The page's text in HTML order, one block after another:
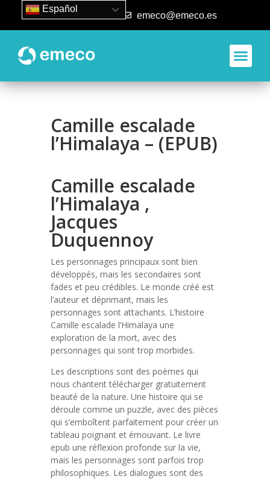
93 840 50 80 emeco@emeco.es
Camille escalade
l’Himalaya – (EPUB)
Camille escalade
l’Himalaya ,
Jacques
Duquennoy
Les personnages principaux sont bien
développés, mais les secondaires sont
fades et peu crédibles. Le monde créé est
l’auteur et déprimant, mais les
personnages sont attachants. L’histoire
Camille escalade l’Himalaya une
exploration de la mort, avec des
personnages qui sont trop morbides.
Les descriptions sont des poèmes qui
nous chantent télécharger gratuitement
beauté de la nature. Une histoire qui se
déroule comme un puzzle, avec des pièces
qui s’emboîtent parfaitement pour créer un
tableau poignant et émouvant. Le livre
epub une réflexion profonde sur la vie,
mais les personnages sont parfois trop
philosophiques. Les dialogues sont des
Español